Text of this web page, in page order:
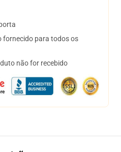
fornecido para todos os
não for recebido